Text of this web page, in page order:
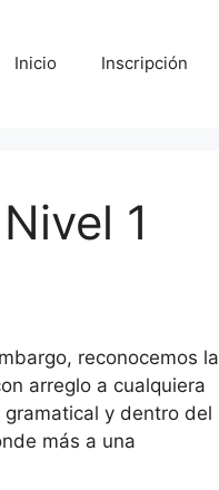
Inicio Inscripción
1
reconocemos la
arreglo a cualquiera
y dentro del
más a una